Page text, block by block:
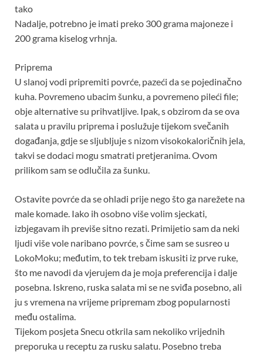
tako
Nadalje, potrebno je imati preko 300 grama majoneze i
200 grama kiselog vrhnja.
Priprema
U slanoj vodi pripremiti povrće, pazeći da se pojedinačno
kuha. Povremeno ubacim šunku, a povremeno pileći file;
obje alternative su prihvatljive. Ipak, s obzirom da se ova
salata u pravilu priprema i poslužuje tijekom svečanih
događanja, gdje se sljubljuje s nizom visokokaloričnih jela,
takvi se dodaci mogu smatrati pretjeranima. Ovom
prilikom sam se odlučila za šunku.
Ostavite povrće da se ohladi prije nego što ga narežete na
male komade. Iako ih osobno više volim sjeckati,
izbjegavam ih previše sitno rezati. Primijetio sam da neki
ljudi više vole naribano povrće, s čime sam se susreo u
LokoMoku; međutim, to tek trebam iskusiti iz prve ruke,
što me navodi da vjerujem da je moja preferencija i dalje
posebna. Iskreno, ruska salata mi se ne sviđa posebno, ali
ju s vremena na vrijeme pripremam zbog popularnosti
među ostalima.
Tijekom posjeta Snecu otkrila sam nekoliko vrijednih
preporuka u receptu za rusku salatu. Posebno treba